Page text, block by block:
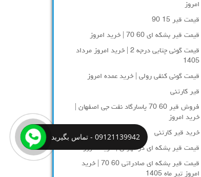
امروز
قیمت قیر 15 90
قیمت قیر بشکه ای 60 70 | خرید امروز
قیمت گونی چتایی درجه 2 | خرید امروز مرداد
1405
قیمت گونی کنفی رولی | خرید عمده امروز
قیر کارتنی
فروش قیر 60 70 پاسارگاد نفت جی اصفهان |
خرید امروز
خرید قیر کارتنی
قیمت قیر بشکه ای در تهران | خرید امروز
قیمت قیر بشکه ای صادراتی 60 70 | خرید
امروز تیر ماه 1405
09121139942 - تماس بگیرید